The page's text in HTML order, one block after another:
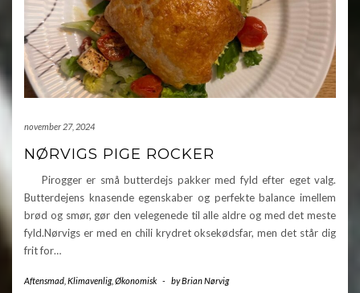
november 27, 2024
NØRVIGS PIGE ROCKER
Pirogger er små butterdejs pakker med fyld efter eget valg.
Butterdejens knasende egenskaber og perfekte balance imellem
brød og smør, gør den velegenede til alle aldre og med det meste
fyld.Nørvigs er med en chili krydret oksekødsfar, men det står dig
frit for…
Aftensmad Klimavenlig, Økonomisk - byBrian Nørvig